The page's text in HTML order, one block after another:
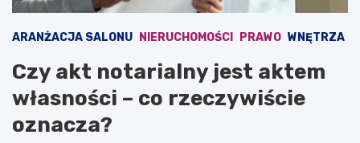
ARANŻACJA SALONU NIERUCHOMOŚCI PRAWO WNĘTRZA
Czy akt notarialny jest aktem
własności – co rzeczywiście
oznacza?